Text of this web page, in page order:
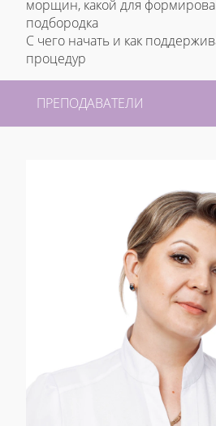
морщин, какой для
подбородка
С чего начать и как
процедур
ПРЕПОДАВАТЕЛИ